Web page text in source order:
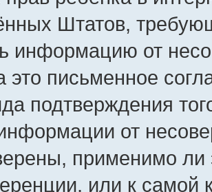
Штатов,
информацию от
это письменное
подтверждения
от
применимо ли
или к самой